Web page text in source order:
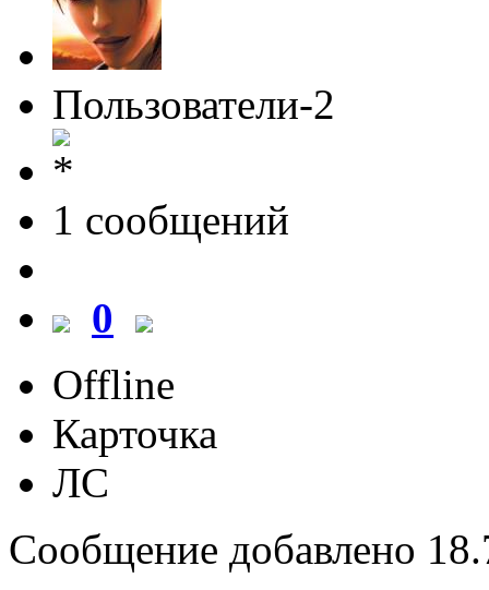
Пользователи-2
1 cообщений
0
Offline
Карточка
ЛС
Сообщение добавлено